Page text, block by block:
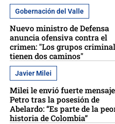
Gobernación del Valle
Nuevo ministro de Defensa
anuncia ofensiva contra el
crimen: "Los grupos
tienen dos caminos"
Javier Milei
Milei le envió fuerte
Petro tras la posesión de
Abelardo: “Es parte de la
historia de Colombia”